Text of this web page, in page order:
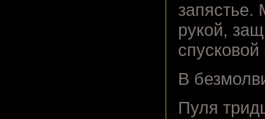
запястье.
рукой,
В
Пуля